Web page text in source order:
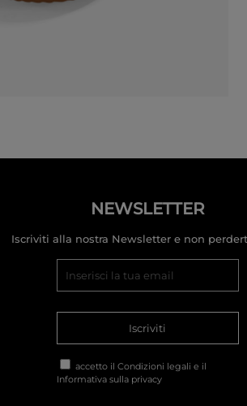
NEWSLETTER
Iscriviti alla nostra Newsletter e non
Iscriviti
accetto il Condizioni legali e il
Informativa sulla privacy